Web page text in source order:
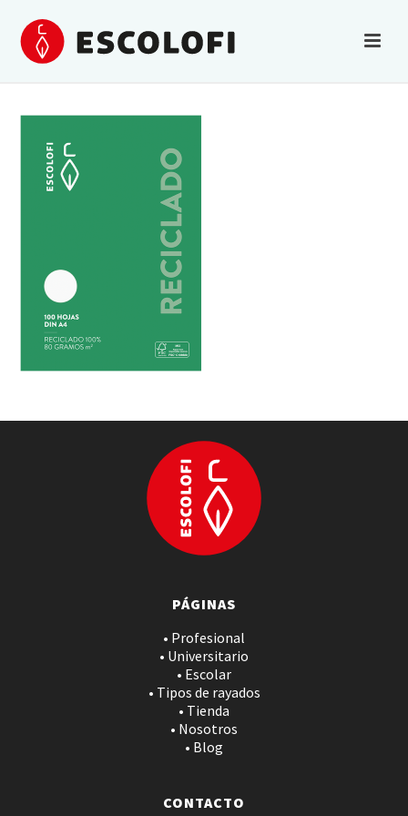
PÁGINAS
• Profesional
• Universitario
• Escolar
• Tipos de rayados
• Tienda
• Nosotros
• Blog
CONTACTO